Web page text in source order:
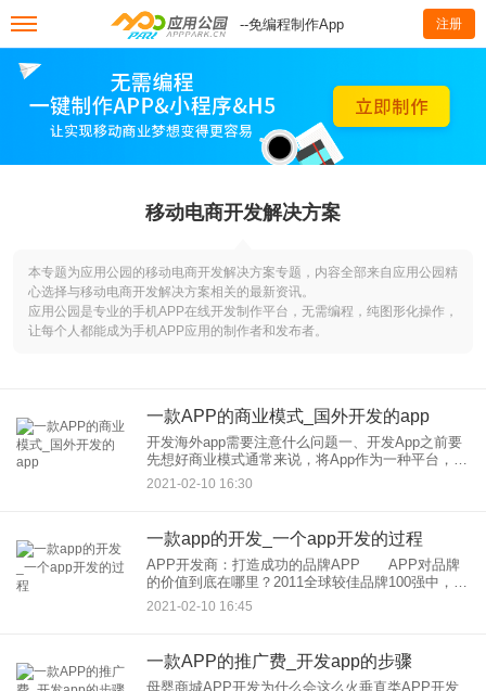
--免编程制作App 注册
移动电商开发解决方案
本专题为应用公园的移动电商开发解决方案专题，内容全部来自应用公园精
心选择与移动电商开发解决方案相关的最新资讯。
应用公园是专业的手机APP在线开发制作平台，无需编程，纯图形化操作，
让每个人都能成为手机APP应用的制作者和发布者。
一款APP的商业模式_国外开发的app
开发海外app需要注意什么问题一、开发App之前要
先想好商业模式通常来说，将App作为一种平台，帮
助两个相互依存的群体进行交流是一种不错的商业
模式。二、了解竞争环境了解潜在对手和竞争环
2021-02-10 16:30
一款app的开发_一个app开发的过程
APP开发商：打造成功的品牌APP APP对品牌
的价值到底在哪里？2011全球较佳品牌100强中，
91%拥有APP，你知道么？看到这些数据，但是一
款成功的APP开发需要注意哪些？ 1、产品定
2021-02-10 16:45
一款APP的推广费_开发app的步骤
母婴商城APP开发为什么会这么火垂直类APP开发